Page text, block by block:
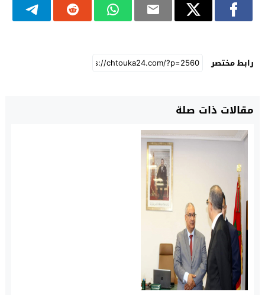
رابط مختصر
مقالات ذات صلة